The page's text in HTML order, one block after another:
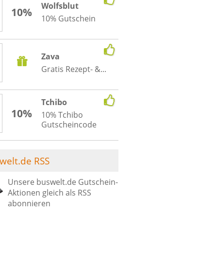
10%
Wolfsblut
10% Gutschein
Zava
Gratis Rezept- &...
10%
Tchibo
10% Tchibo
Gutscheincode
RSS
Unsere buswelt.de Gutschein-
Aktionen gleich als RSS
abonnieren